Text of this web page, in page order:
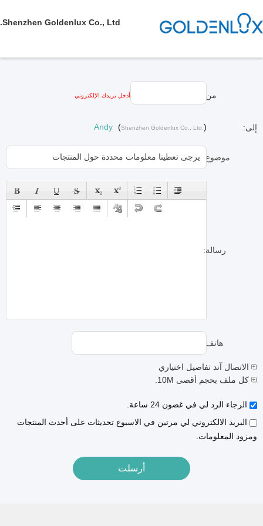
Shenzhen Goldenlux Co., Ltd.
من: أدخل بريدك الإلكتروني
إلى: Andy (Shenzhen Goldenlux Co., Ltd. )
موضوع:
رسالة:
هاتف:
الاتصال آند تفاصيل اختياري
كل ملف بحجم أقصى 10M.
الرجاء الرد لي في غضون 24 ساعة.
البريد الالكتروني لي مرتين في الاسبوع تحديثات على أحدث المنتجات
ومزود المعلومات.